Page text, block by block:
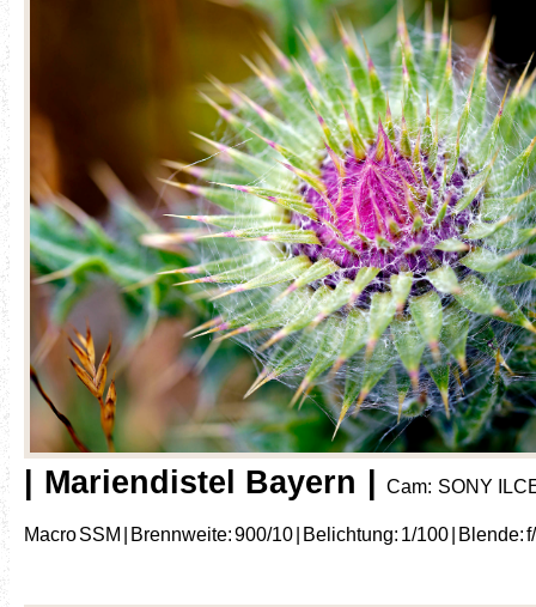
| Mariendistel Bayern |Cam: SONY
Macro SSM | Brennweite: 900/10 | Belichtung: 1/100 | Blende: